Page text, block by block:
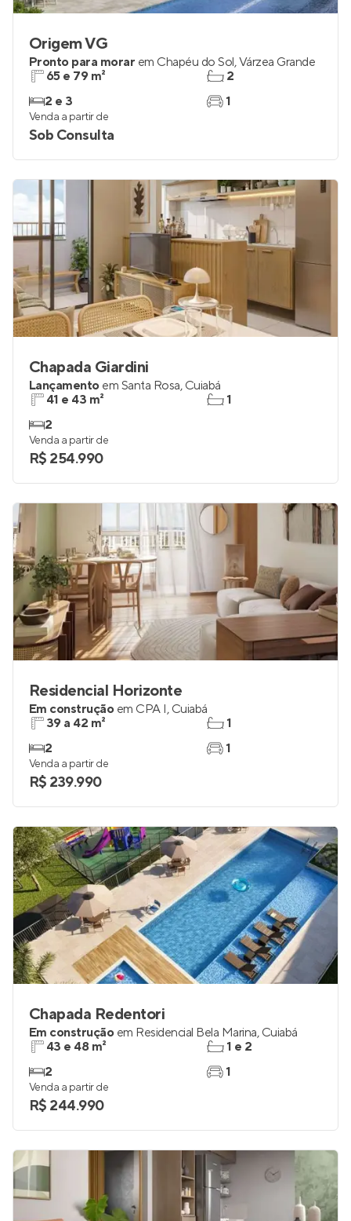
Origem VG
Pronto para morar em Chapéu do Sol,Várzea Grande
65 e 79 m²
2 e 3
2
1
Venda a partir de
Sob Consulta
Chapada Giardini
Lançamento em Santa Rosa, Cuiabá
41 e 43 m²
2
1
Venda a partir de
R$ 254.990
Residencial Horizonte
Em construção em CPA I, Cuiabá
39 a 42 m²
2
1
1
Venda a partir de
R$ 239.990
Chapada Redentori
Em construção em Residencial Bela Marina, Cuiabá
43 e 48 m²
2
1 e 2
1
Venda a partir de
R$ 244.990